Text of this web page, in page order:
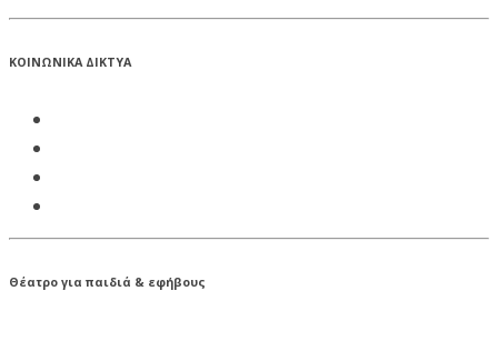
ΚΟΙΝΩΝΙΚΑ ΔΙΚΤΥΑ
Θέατρο για παιδιά & εφήβους